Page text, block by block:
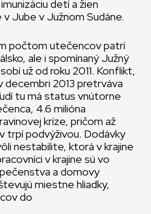
detí a žien
Jube v Južnom Sudáne.
počtom utečencov patrí
ale i spomínaný Južný
už od roku 2011. Konflikt,
decembri 2013 pretrváva
tu má status vnútorne
4.6 milióna
kríze, pričom až
trpí podvýživou. Dodávky
nestabilite, ktorá v krajine
v krajine sú vo
a domovy
miestne hliadky,
do